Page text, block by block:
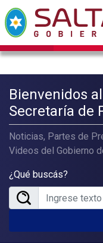
Bienvenidos
Secretaría de
Noticias, Partes de
Videos del Gobierno
¿Qué buscás?